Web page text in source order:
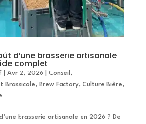
d’une brasserie artisanale
complet
Avr 2, 2026 Conseil ,
Brassicole, Brew Factory, Culture Bière,
brasserie artisanale en 2026 ? De